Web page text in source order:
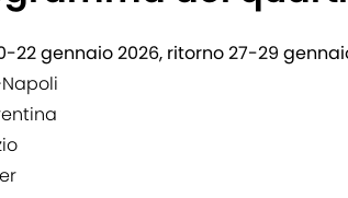
22 gennaio 2026, ritorno 27-29